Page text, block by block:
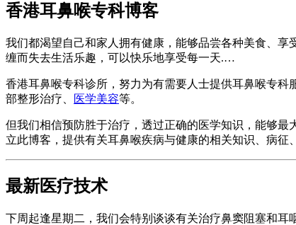
香港耳鼻喉专科博客
我们都渴望自己和家人拥有健康，能够品尝各种美食、
缠而失去生活乐趣，可以快乐地享受每一天.…
香港耳鼻喉专科诊所，努力为有需要人士提供耳鼻喉专科
部整形治疗、
医学美容等。
但我们相信预防胜于治疗，透过正确的医学知识，能够
立此博客，提供有关耳鼻喉疾病与健康的相关知识、病
最新医疗技术
下周起逢星期二，我们会特别谈谈有关治疗鼻窦阻塞和耳